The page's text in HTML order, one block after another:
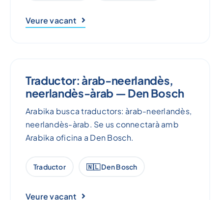
Veure vacant
Traductor: àrab-neerlandès,
neerlandès-àrab — Den Bosch
Arabika busca traductors: àrab-neerlandès,
neerlandès-àrab. Se us connectarà amb
Arabika oficina a Den Bosch.
Traductor 🇳🇱 Den Bosch
Veure vacant